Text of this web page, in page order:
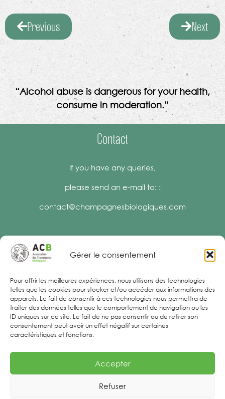
Gérer le consentement
Pour offrir les meilleures expériences, nous utilisons des technologies
telles que les cookies pour stocker et/ou accéder aux informations des
appareils. Le fait de consentir à ces technologies nous permettra de
traiter des données telles que le comportement de navigation ou les
ID uniques sur ce site. Le fait de ne pas consentir ou de retirer son
consentement peut avoir un effet négatif sur certaines
caractéristiques et fonctions.
Accepter
Refuser
Previous Next
“Alcohol abuse is dangerous for your health,
consume in moderation.”
Contact
If you have any queries,
please send an e-mail to: :
contact@champagnesbiologiques.com